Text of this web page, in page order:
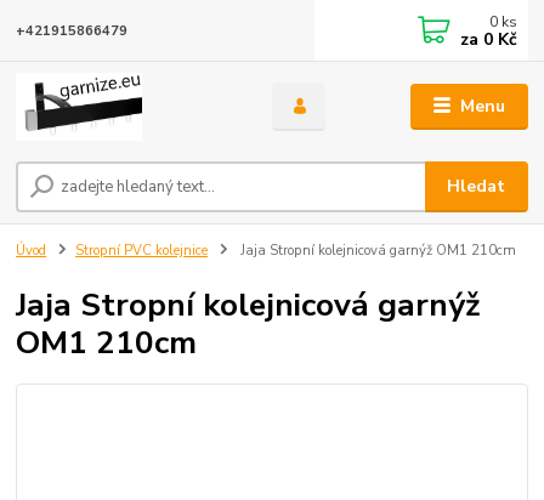
Menu
Hledat
+421915866479 0 ks
za 0 Kč
Úvod Stropní PVC kolejnice Jaja Stropní kolejnicová garnýž OM1 210cm
Jaja Stropní kolejnicová garnýž
OM1 210cm